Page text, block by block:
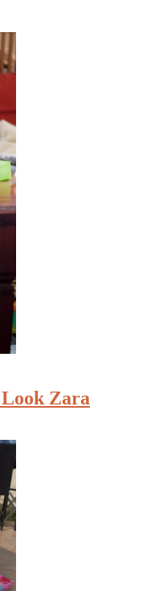
Zara